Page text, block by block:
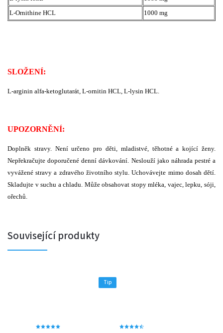
L-Ornithine HCL
1000 mg
SLOŽENÍ:
L-arginin alfa-ketoglutarát, L-ornitin HCL, L-lysin HCL.
UPOZORNĚNÍ:
Doplněk stravy. Není určeno pro děti, mladistvé, těhotné a kojící ženy.
Nepřekračujte doporučené denní dávkování. Neslouží jako náhrada pestré a
vyvážené stravy a zdravého životního stylu. Uchovávejte mimo dosah dětí.
Skladujte v suchu a chladu. Může obsahovat stopy mléka, vajec, lepku, sóji,
ořechů.
Související produkty
Tip